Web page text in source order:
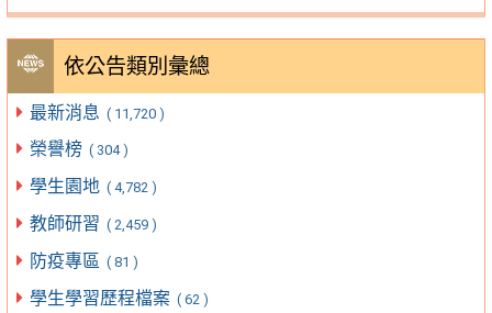
依公告類別彙總
最新消息 ( 11,720 )
榮譽榜 ( 304 )
學生園地 ( 4,782 )
教師研習 ( 2,459 )
防疫專區 ( 81 )
學生學習歷程檔案 ( 62 )